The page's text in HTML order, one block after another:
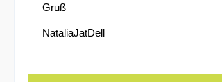
Gruß
NataliaJatDell